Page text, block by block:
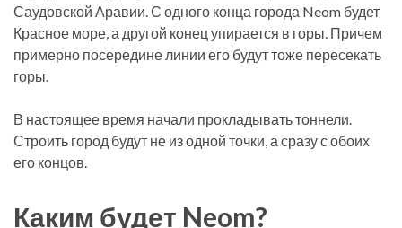
Саудовской Аравии. С одного конца города Neom будет
Красное море, а другой конец упирается в горы. Причем
примерно посередине линии его будут тоже пересекать
горы.
В настоящее время начали прокладывать тоннели.
Строить город будут не из одной точки, а сразу с обоих
его концов.
Каким будет Neom?